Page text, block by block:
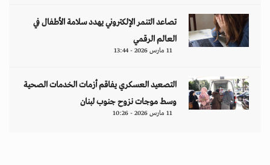
تصاعد التنمر الإلكتروني يهدد سلامة الأطفال في
العالم الرقمي
11 مارس 2026 - 13:44
التصعيد العسكري يفاقم أزمات الخدمات الصحية
وسط موجات نزوح جنوب لبنان
11 مارس 2026 - 10:26